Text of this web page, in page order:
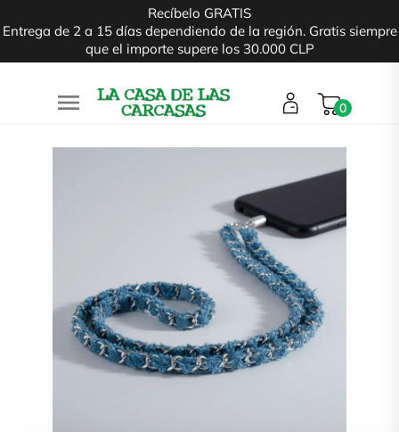
Recíbelo GRATIS
Entrega de 2 a 15 días dependiendo de la región. Gratis siempre
que el importe supere los 30.000 CLP
 0